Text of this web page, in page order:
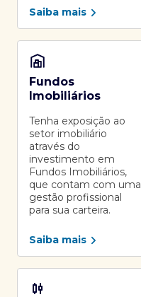
Saiba mais
Fundos
Imobiliários
Tenha exposição ao
setor imobiliário
através do
investimento em
Fundos Imobiliários,
que contam com uma
gestão profissional
para sua carteira.
Saiba mais